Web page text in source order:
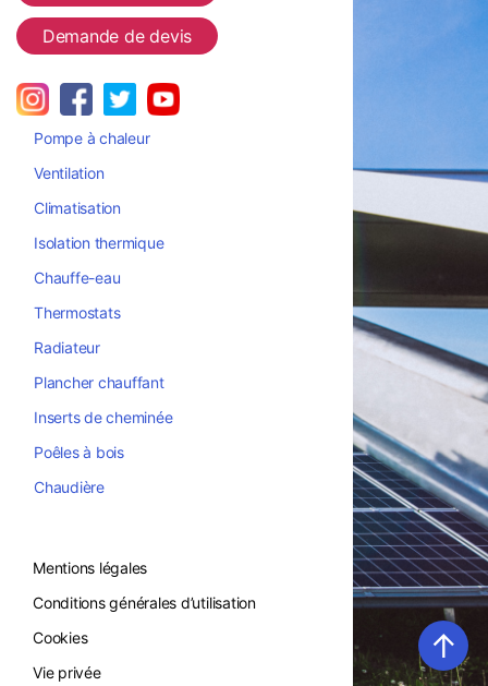
Demande de devis
Pompe à chaleur
Ventilation
Climatisation
Isolation thermique
Chauffe-eau
Thermostats
Radiateur
Plancher chauffant
Inserts de cheminée
Poêles à bois
Chaudière
Mentions légales
Conditions générales d’utilisation
Cookies
Vie privée
↑